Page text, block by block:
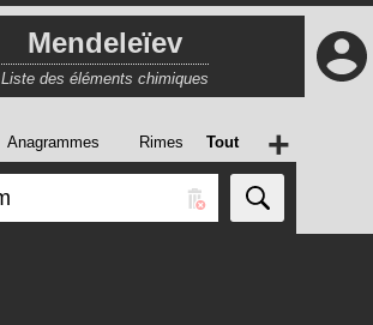
Mendeleïev
Liste des éléments chimiques
Anagrammes Rimes Tout +